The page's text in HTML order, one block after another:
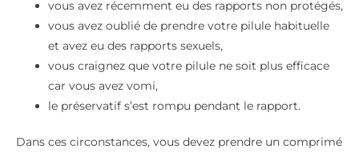
vous avez récemment eu des rapports non protégés,
vous avez oublié de prendre votre pilule habituelle
et avez eu des rapports sexuels,
vous craignez que votre pilule ne soit plus efficace
car vous avez vomi,
le préservatif s’est rompu pendant le rapport.
Dans ces circonstances, vous devez prendre un comprimé